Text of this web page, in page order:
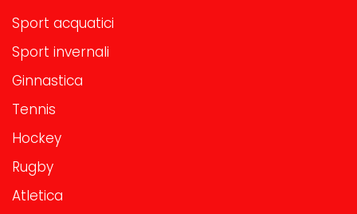
Sport acquatici
Sport invernali
Ginnastica
Tennis
Hockey
Rugby
Atletica